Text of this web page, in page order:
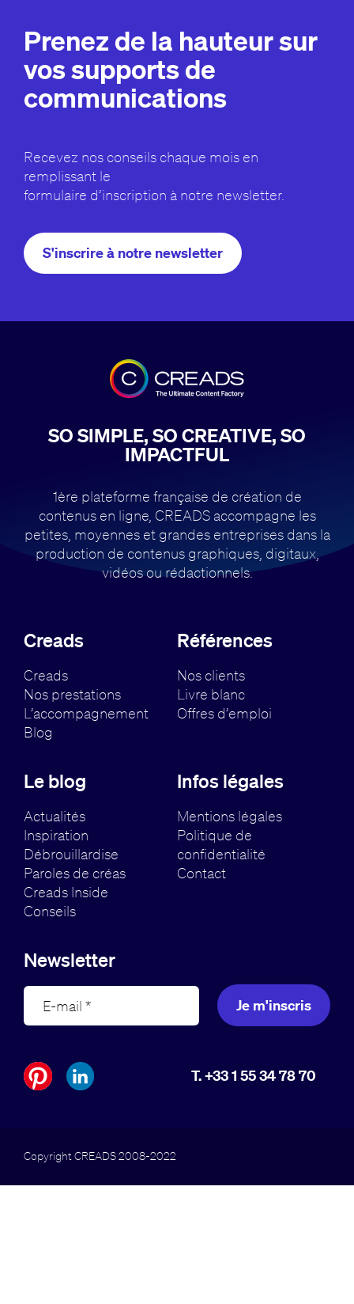
Prenez de la hauteur sur
vos supports de
communications
Recevez nos conseils chaque mois en
remplissant le
formulaire d’inscription à notre newsletter.
S'inscrire à notre newsletter
SO SIMPLE, SO CREATIVE, SO
IMPACTFUL
1ère plateforme française de création de
contenus en ligne, CREADS accompagne les
petites, moyennes et grandes entreprises dans la
production de contenus graphiques, digitaux,
vidéos ou rédactionnels.
Creads
Creads
Nos prestations
L’accompagnement
Blog
Références
Nos clients
Livre blanc
Offres d’emploi
Le blog
Actualités
Inspiration
Débrouillardise
Paroles de créas
Creads Inside
Conseils
Infos légales
Mentions légales
Politique de
confidentialité
Contact
Newsletter
Je m'inscris
T. +33 1 55 34 78 70
Copyright CREADS 2008-2022